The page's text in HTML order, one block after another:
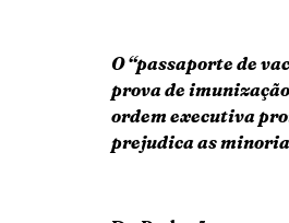
O “passaporte de
prova de
ordem executiva
prejudica as